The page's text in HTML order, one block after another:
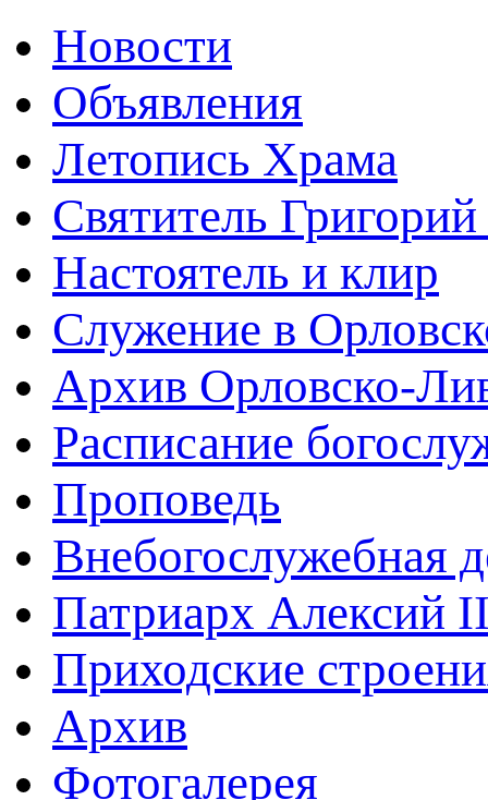
Новости
Объявления
Летопись Храма
Святитель
Настоятель и клир
Служение в
Архив Орловско-
Расписание
Проповедь
Внебогослужебная
Патриарх Алексий
Приходские
Архив
Фотогалерея